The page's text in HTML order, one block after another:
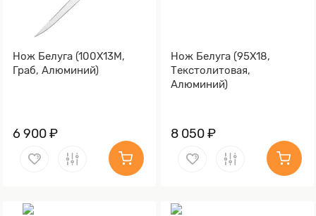
Нож Белуга (100Х13М,
Граб, Алюминий)
6 900 ₽
Нож Белуга (95Х18,
Текстолитовая,
Алюминий)
8 050 ₽